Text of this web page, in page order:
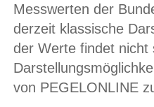
Messwerten der
derzeit klassische
der Werte findet
von PEGELONLINE